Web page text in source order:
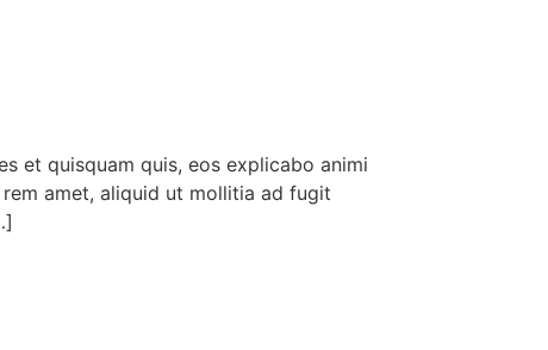
et quisquam quis, eos explicabo animi
amet, aliquid ut mollitia ad fugit